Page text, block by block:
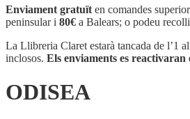
Enviament gratuït en comandes
peninsular i 80€ a Balears; o podeu
La Llibreria Claret estarà tancada de l’1
inclosos. Els enviaments es reactivaran
ODISEA